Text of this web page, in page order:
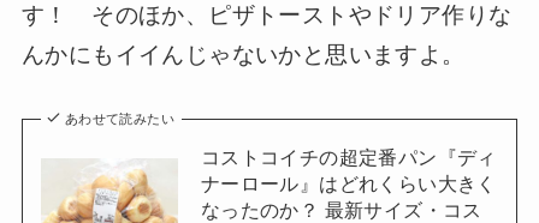
す！ そのほか、ピザトーストやドリア作りな
んかにもイイんじゃないかと思いますよ。
あわせて読みたい
コストコイチの超定番パン『ディ
ナーロール』はどれくらい大きく
なったのか？ 最新サイズ・コス